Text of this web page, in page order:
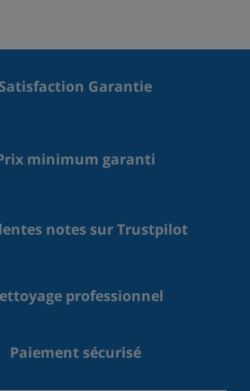
Garantie
minimum garanti
notes sur Trustpilot
professionnel
Paiement sécurisé